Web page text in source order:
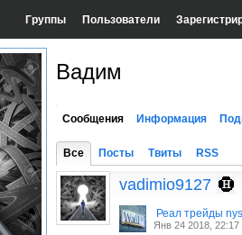
Группы Пользователи
Вадим
Сообщения Информация
Все Посты Твиты RSS
vadimio9127
Реал трейды
Янв 24 2018, 22:17